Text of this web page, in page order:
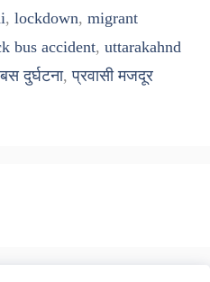
, lockdown, migrant
bus accident, uttarakahnd
दुर्घटना,प्रवासी मजदूर